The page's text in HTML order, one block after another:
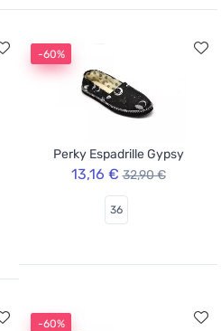
-60%
Perky Espadrille Gypsy
13,16 € 32,90 €
36
-60%